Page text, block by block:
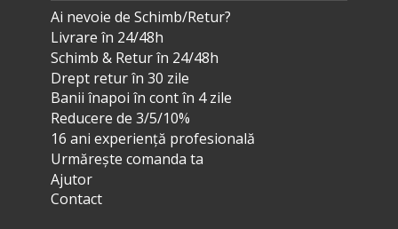
Ai nevoie de Schimb/Retur?
Livrare în 24/48h
Schimb & Retur în 24/48h
Drept retur în 30 zile
Banii înapoi în cont în 4 zile
Reducere de 3/5/10%
16 ani experiență profesională
Urmărește comanda ta
Ajutor
Contact